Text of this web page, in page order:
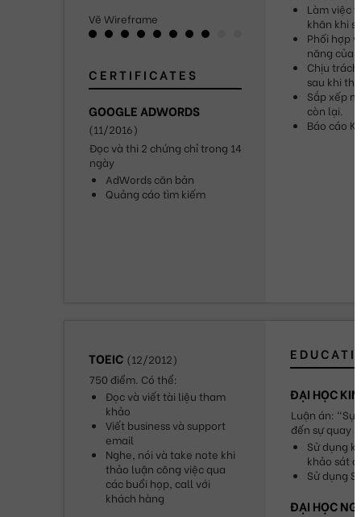
Vẽ Wireframe
CERTIFICATES
GOOGLE ADWORDS
(11/2016)
Đọc và thi 2 chứng chỉ trong 14
ngày
AdWords căn bản
Quảng cáo tìm kiếm
Làm việc
khăn khi
Phối hợp
năng của
Chịu
sau khi
Sắp xếp
còn lại.
Báo cáo
TOEIC (12/2012)
750 điểm. Có thể:
Đọc và viết tài liệu tham
khảo
Viết business và support
email
Nghe, nói và take note khi
thảo luận công việc qua
các buổi họp, call với
khách hàng
ĐẠI HỌC
Luận án: "Sự
đến sự quay
Sử dụng
khảo sát
Sử dụng
ĐẠI HỌC